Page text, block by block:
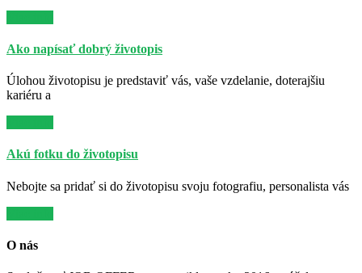
Ako napísať dobrý životopis
Úlohou životopisu je predstaviť vás, vaše vzdelanie, doterajšiu
kariéru a
Akú fotku do životopisu
Nebojte sa pridať si do životopisu svoju fotografiu, personalista vás
O nás